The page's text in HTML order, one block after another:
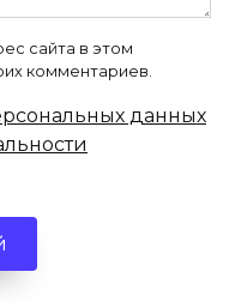
сайта в этом
комментариев.
данных